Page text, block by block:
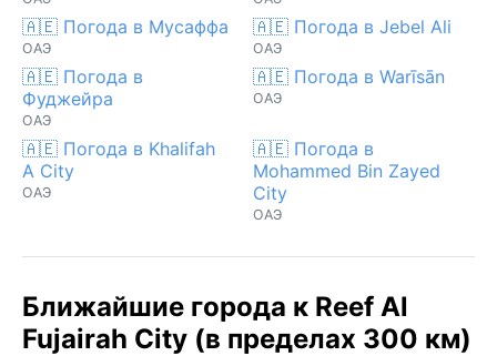
🇦🇪 Погода в Мусаффа
ОАЭ
🇦🇪 Погода в Jebel Ali
ОАЭ
🇦🇪 Погода в
Фуджейра
ОАЭ
🇦🇪 Погода в Warīsān
ОАЭ
🇦🇪 Погода в Khalifah
A City
ОАЭ
🇦🇪 Погода в
Mohammed Bin Zayed
City
ОАЭ
Ближайшие города к Reef Al
Fujairah City (в пределах 300 км)